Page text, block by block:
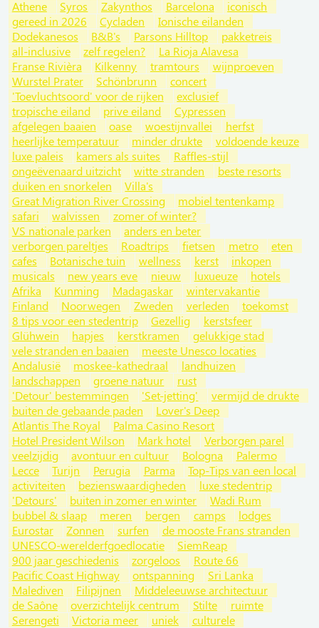
Athene
Syros Zakynthos Barcelona
iconisch
gereed in 2026
Cycladen
Ionische eilanden
Dodekanesos
B&B's Parsons Hilltop
pakketreis
all-inclusive
zelf regelen?
La Rioja Alavesa
Franse Rivièra
Kilkenny tramtours
wijnproeven
Wurstel Prater
Schönbrunn
concert
'Toevluchtsoord' voor de rijken
exclusief
tropische eiland
prive eiland
Cypressen
afgelegen baaien
oase woestijnvallei
herfst
heerlijke temperatuur
minder drukte
voldoende keuze
luxe paleis
kamers als suites
Raffles-stijl
ongeëvenaard uitzicht
witte stranden
beste resorts
duiken en snorkelen
Villa's
Great Migration River Crossing
mobiel tentenkamp
safari
walvissen
zomer of winter?
VS nationale parken
anders en beter
verborgen pareltjes
Roadtrips fietsen metro
eten
cafes
Botanische tuin wellness kerst
inkopen
musicals
new years eve nieuw luxueuze
hotels
Afrika
Kunming Madagaskar
wintervakantie
Finland
Noorwegen Zweden verleden
toekomst
8 tips voor een stedentrip
Gezellig
kerstsfeer
Glühwein
hapjes kerstkramen
gelukkige stad
vele stranden en baaien
meeste Unesco locaties
Andalusië
moskee-kathedraal
landhuizen
landschappen
groene natuur
rust
'Detour' bestemmingen
'Set-jetting'
vermijd de drukte
buiten de gebaande paden
Lover's Deep
Atlantis The Royal
Palma Casino Resort
Hotel President Wilson
Mark hotel
Verborgen parel
veelzijdig
avontuur en cultuur Bologna
Palermo
Lecce
Turijn Perugia Parma
Top-Tips van een local
activiteiten
bezienswaardigheden
luxe stedentrip
'Detours'
buiten in zomer en winter
Wadi Rum
bubbel & slaap
meren bergen camps
lodges
Eurostar
Zonnen surfen
de mooste Frans stranden
UNESCO-werelderfgoedlocatie
SiemReap
900 jaar geschiedenis
zorgeloos
Route 66
Pacific Coast Highway
ontspanning
Sri Lanka
Malediven
Filipijnen
Middeleeuwse architectuur
de Saône
overzichtelijk centrum Stilte
ruimte
Serengeti
Victoria meer uniek
culturele